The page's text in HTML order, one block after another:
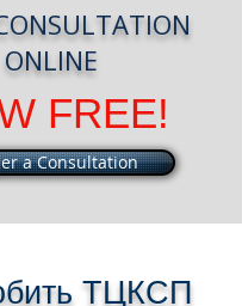
ONLINE
FREE!
a Consultation
ТЦКСП